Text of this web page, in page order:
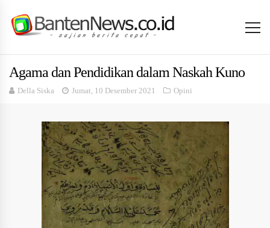
Agama dan Pendidikan dalam Naskah Kuno
Della Siska Jumat, 10 Desember 2021 Opini